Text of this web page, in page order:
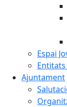
Espai
Ajuntament